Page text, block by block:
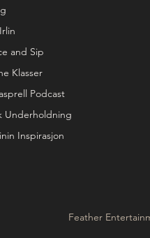
and Sip
Klasser
Podcast
Underholdning
Inspirasjon
Feather